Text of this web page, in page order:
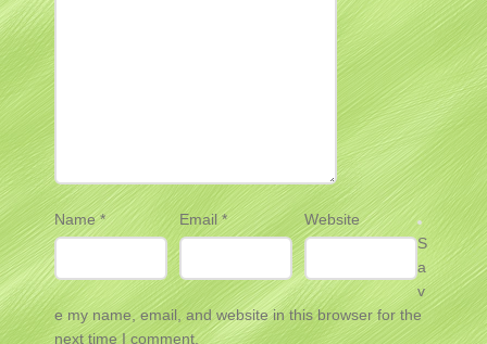
Name* Email*
Website
S
a
v
e my name, email, and website in this browser for the
next time I comment.